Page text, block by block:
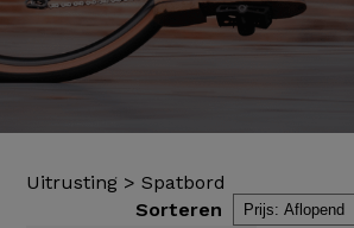
Uitrusting> Spatbord
Sorteren